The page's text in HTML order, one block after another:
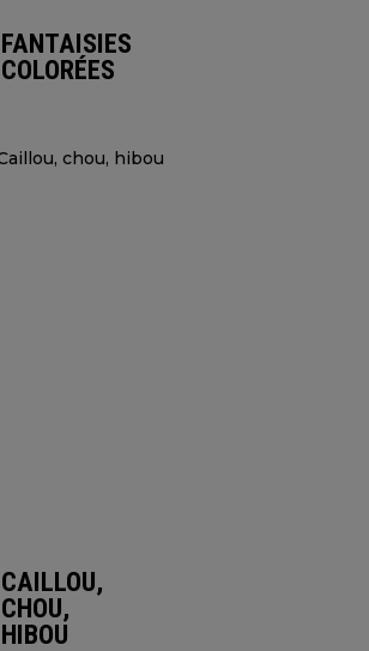
FANTAISIES
COLORÉES
CAILLOU,
CHOU,
HIBOU